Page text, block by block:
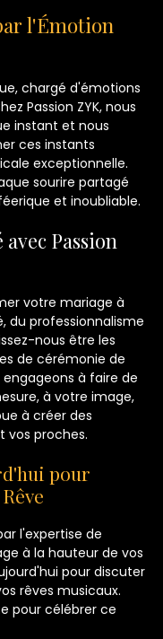
l'Émotion
chargé d'émotions
Passion ZYK, nous
instant et nous
ces instants
exceptionnelle.
sourire partagé
et inoubliable.
avec Passion
votre mariage à
du professionnalisme
nous être les
de cérémonie de
à faire de
à votre image,
à créer des
vos proches.
pour
l'expertise de
à la hauteur de vos
pour discuter
rêves musicaux.
pour célébrer ce